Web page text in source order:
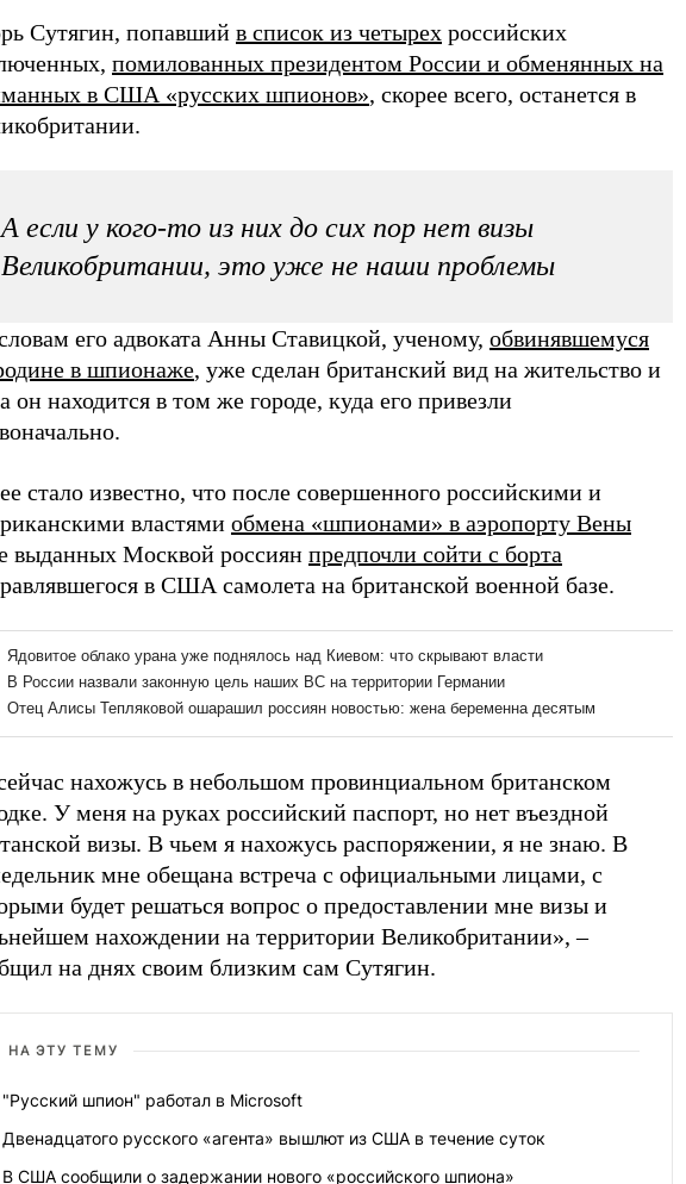
Сутягин, попавший в список из четырех российских
помилованных президентом России и обменянных на
в США «русских шпионов», скорее всего, останется в
А если у кого-то из них до сих пор нет визы
Великобритании, это уже не наши проблемы
его адвоката Анны Ставицкой, ученому, обвинявшемуся
в шпионаже, уже сделан британский вид на жительство и
он находится в том же городе, куда его привезли
стало известно, что после совершенного российскими и
властями обмена «шпионами» в аэропорту Вены
выданных Москвой россиян предпочли сойти с борта
в США самолета на британской военной базе.
нахожусь в небольшом провинциальном британском
У меня на руках российский паспорт, но нет въездной
визы. В чьем я нахожусь распоряжении, я не знаю. В
мне обещана встреча с официальными лицами, с
будет решаться вопрос о предоставлении мне визы и
нахождении на территории Великобритании»,–
на днях своим близким сам Сутягин.
НА ЭТУ ТЕМУ
"Русский шпион" работал в Microsoft
Двенадцатого русского «агента» вышлют из США в течение суток
В США сообщили о задержании нового «российского шпиона»